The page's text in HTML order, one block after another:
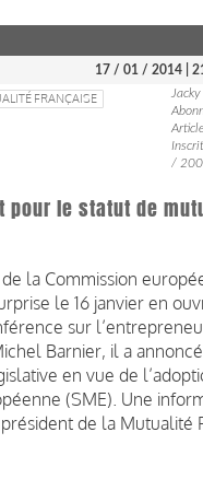
17 / 01 / 2014 |
FRANÇAISE
/
pour le statut de
la Commission
le 16 janvier en
sur
Barnier, il a
en vue de
(SME). Une
de la Mutualité